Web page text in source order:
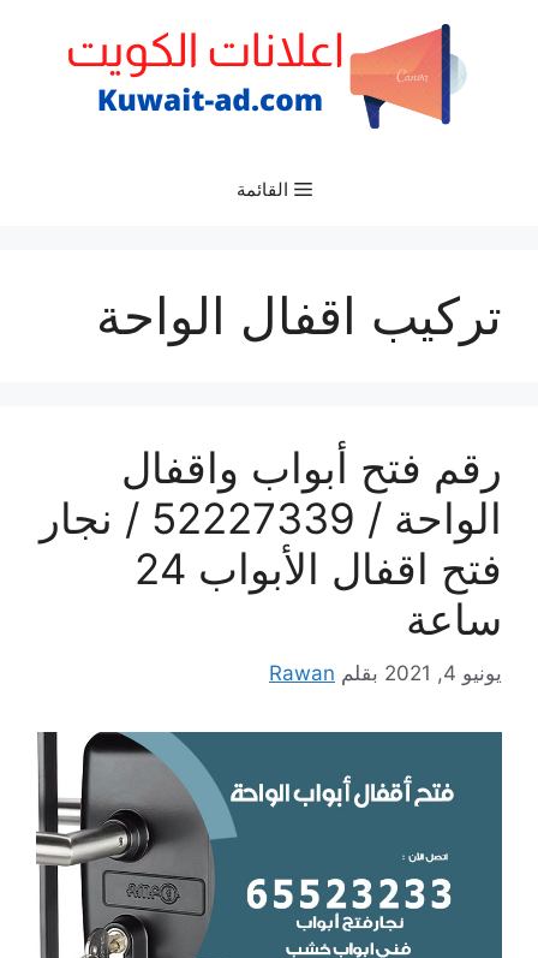
القائمة
تركيب اقفال الواحة
رقم فتح أبواب واقفال
الواحة / 52227339 / نجار
فتح اقفال الأبواب 24
ساعة
يونيو 4, 2021 بقلم Rawan